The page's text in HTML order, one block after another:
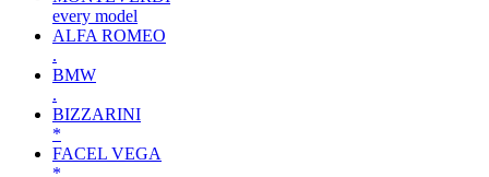
every model
ALFA ROMEO
.
BMW
.
BIZZARINI
*
FACEL VEGA
*